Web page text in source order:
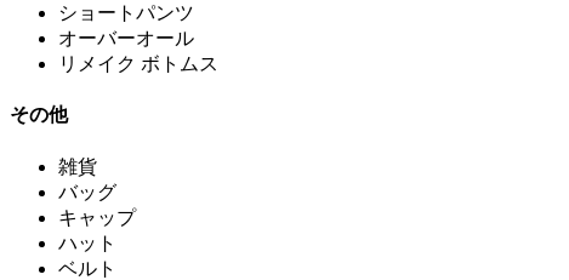
ショートパンツ
オーバーオール
リメイク ボトムス
その他
雑貨
バッグ
キャップ
ハット
ベルト